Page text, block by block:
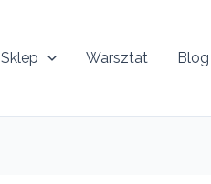
Sklep Warsztat Blog